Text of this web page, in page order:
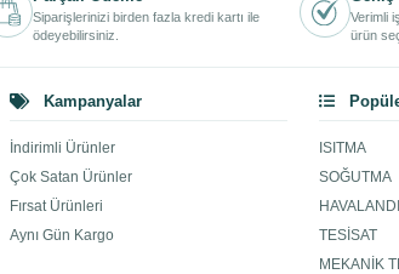
Siparişlerinizi birden fazla kredi kartı ile
ödeyebilirsiniz.
Verimli
ürün
Kampanyalar
İndirimli Ürünler
Çok Satan Ürünler
Fırsat Ürünleri
Aynı Gün Kargo
ISITMA
SOĞUTMA
TESİSAT
MEKANİK